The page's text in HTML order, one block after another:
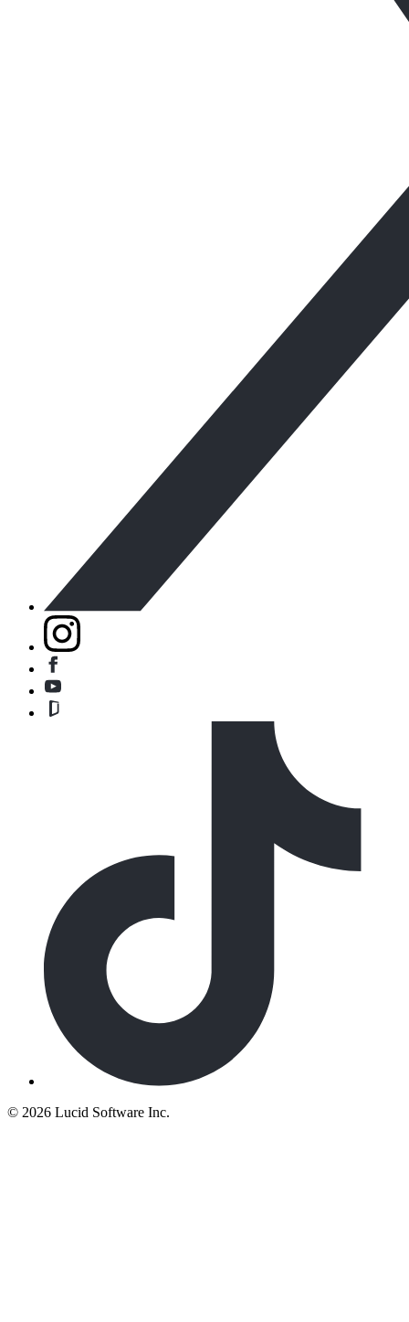
© 2026 Lucid Software Inc.